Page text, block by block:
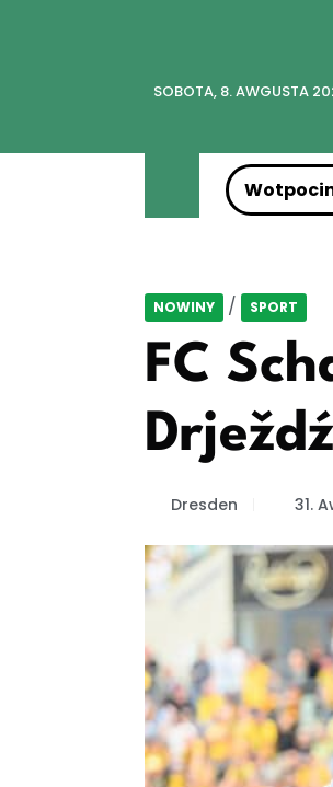
SOBOTA, 8. AWGUSTA
NOWINY / SPORT
FC
Dresden 31.